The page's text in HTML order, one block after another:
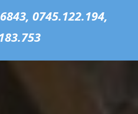
0745.122.194,